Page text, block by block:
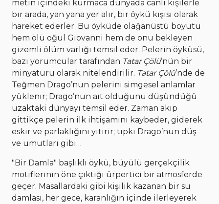
metin içindeki kurmaca dünyada canlı kişilerle
bir arada, yan yana yer alır, bir öykü kişisi olarak
hareket ederler. Bu öyküde olağanüstü boyutu
hem ölü oğul Giovanni hem de onu bekleyen
gizemli ölüm varlığı temsil eder. Pelerin öyküsü,
bazı yorumcular tarafından Tatar Çölü’nün bir
minyatürü olarak nitelendirilir. Tatar Çölü’nde de
Teğmen Drago’nun pelerini simgesel anlamlar
yüklenir; Drago’nun ait olduğunu düşündüğü
uzaktaki dünyayı temsil eder. Zaman akıp
gittikçe pelerin ilk ihtişamını kaybeder, giderek
eskir ve parlaklığını yitirir; tıpkı Drago’nun düş
ve umutları gibi…
"Bir Damla" başlıklı öykü, büyülü gerçekçilik
motiflerinin öne çıktığı ürpertici bir atmosferde
geçer. Masallardaki gibi kişilik kazanan bir su
damlası, her gece, karanlığın içinde ilerleyerek